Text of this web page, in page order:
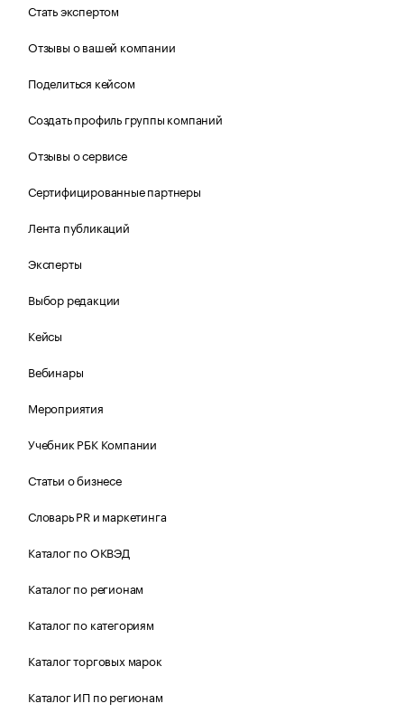
Стать экспертом
Отзывы о вашей компании
Поделиться кейсом
Создать профиль группы компаний
Отзывы о сервисе
Сертифицированные партнеры
Лента публикаций
Эксперты
Выбор редакции
Кейсы
Вебинары
Мероприятия
Учебник РБК Компании
Статьи о бизнесе
Словарь PR и маркетинга
Каталог по ОКВЭД
Каталог по регионам
Каталог по категориям
Каталог торговых марок
Каталог ИП по регионам